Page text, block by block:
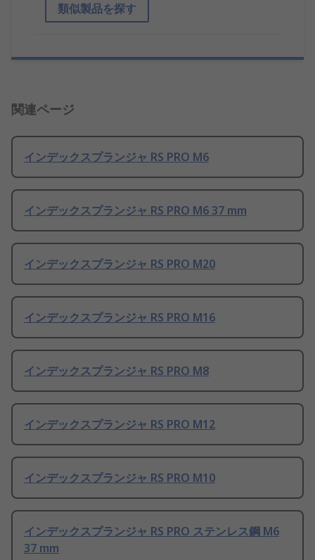
類似製品を探す
関連ページ
インデックスプランジャ RS PRO M6
インデックスプランジャ RS PRO M6 37 mm
インデックスプランジャ RS PRO M20
インデックスプランジャ RS PRO M16
インデックスプランジャ RS PRO M8
インデックスプランジャ RS PRO M12
インデックスプランジャ RS PRO M10
インデックスプランジャ RS PRO ステンレス鋼 M6
37 mm